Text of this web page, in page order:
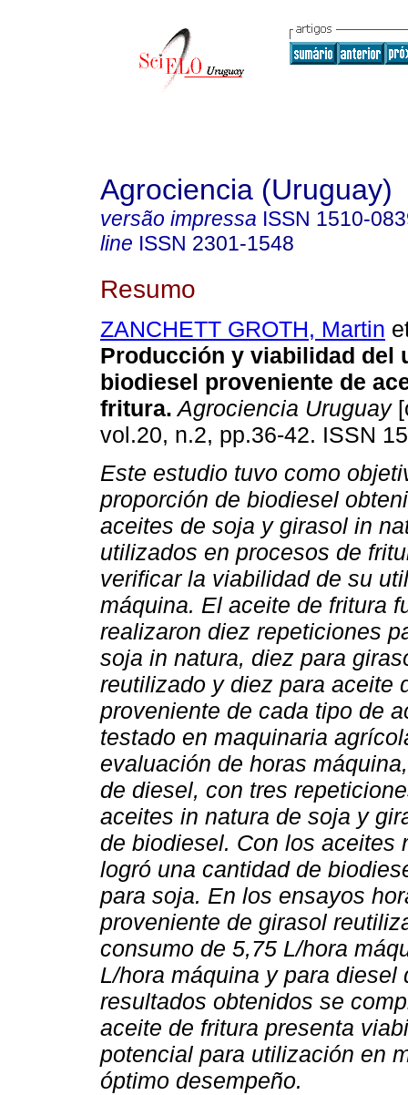
Agrociencia (Uruguay)
versão impressa ISSN 1510-
line ISSN 2301-1548
Resumo
ZANCHETT GROTH, Martin
Producción y viabilidad del
biodiesel proveniente de
fritura. Agrociencia Uruguay
vol.20, n.2, pp.36-42. ISSN
Este estudio tuvo como
proporción de biodiesel
aceites de soja y girasol in
utilizados en procesos de
verificar la viabilidad de su
máquina. El aceite de fritura
realizaron diez repeticiones
soja in natura, diez para
reutilizado y diez para aceite
proveniente de cada tipo de
testado en maquinaria
evaluación de horas
de diesel, con tres
aceites in natura de soja y
de biodiesel. Con los aceites
logró una cantidad de
para soja. En los ensayos
proveniente de girasol
consumo de 5,75 L/hora
L/hora máquina y para diesel
resultados obtenidos se
aceite de fritura presenta
potencial para utilización en
óptimo desempeño.